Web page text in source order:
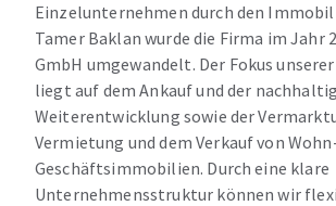
Einzelunternehmen durch den
Tamer Baklan wurde die Firma im Jahr
GmbH umgewandelt. Der Fokus
liegt auf dem Ankauf und der
Weiterentwicklung sowie der
Vermietung und dem Verkauf von
Geschäftsimmobilien. Durch eine klare
Unternehmensstruktur können wir